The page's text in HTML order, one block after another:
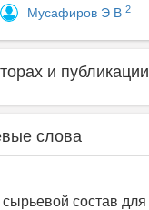
Мусафиров Э В 2
и публикации
слова
состав